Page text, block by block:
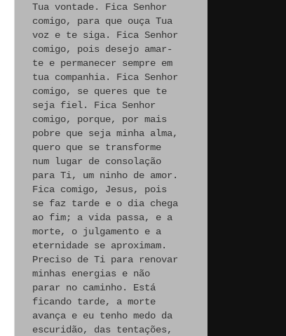
Tua vontade. Fica Senhor
comigo, para que ouça Tua
voz e te siga. Fica Senhor
comigo, pois desejo amar-
te e permanecer sempre em
tua companhia. Fica Senhor
comigo, se queres que te
seja fiel. Fica Senhor
comigo, porque, por mais
pobre que seja minha alma,
quero que se transforme
num lugar de consolação
para Ti, um ninho de amor.
Fica comigo, Jesus, pois
se faz tarde e o dia chega
ao fim; a vida passa, e a
morte, o julgamento e a
eternidade se aproximam.
Preciso de Ti para renovar
minhas energias e não
parar no caminho. Está
ficando tarde, a morte
avança e eu tenho medo da
escuridão, das tentações,